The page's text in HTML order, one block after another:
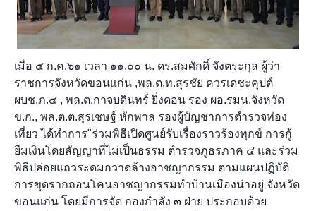
เมื่อ ๕ ก.ค.๖๑ เวลา ๑๑.๐๐ น. ดร.สมศักดิ์ จังตระกุล ผู้ว่า
ราชการจังหวัดขอนแก่น ,พล.ต.ท.สุรชัย ควรเดชะคุปต์
ผบช.ภ.๔ , พล.ต.กาจบดินทร์ ยิ่งดอน รอง ผอ.รมน.จังหวัด
ข.ก., พล.ต.ต.สุรเชษฐ์ หักพาล รองผู้บัญชาการตำรวจท่อง
เที่ยว ได้ทำการ"ร่วมพิธีเปิดศูนย์รับเรื่องราวร้องทุกข์ การกู้
ยืมเงินโดยสัญญาที่ไม่เป็นธรรม ตำรวจภูธรภาค ๔ และร่วม
พิธีปล่อยแถวระดมกวาดล้างอาชญากรรม ตามแผนปฏิบัติ
การขุดรากถอนโคนอาชญากรรมทำบ้านเมืองน่าอยู่ จังหวัด
ขอนแก่น โดยมีการจัด กองกำลัง ๓ ฝ่าย ประกอบด้วย